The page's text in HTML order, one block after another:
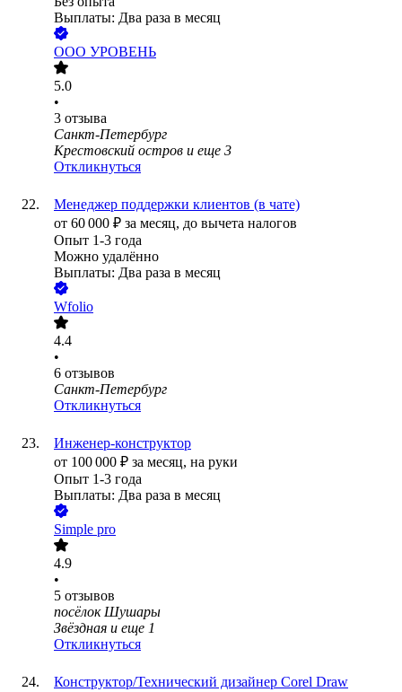
Выплаты: Два раза в месяц
ООО УРОВЕНЬ
5.0
•
3 отзыва
Санкт-Петербург
Крестовский остров и еще 3
Откликнуться
Менеджер поддержки клиентов (в чате)
от 60 000 ₽ за месяц, до вычета налогов
Опыт 1-3 года
Можно удалённо
Выплаты: Два раза в месяц
Wfolio
4.4
•
6 отзывов
Санкт-Петербург
Откликнуться
Инженер-конструктор
от 100 000 ₽ за месяц, на руки
Опыт 1-3 года
Выплаты: Два раза в месяц
Simple pro
4.9
•
5 отзывов
посёлок Шушары
Звёздная и еще 1
Откликнуться
Конструктор/Технический дизайнер Corel Draw